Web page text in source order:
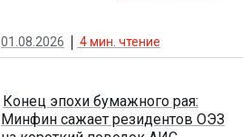
01.08.2026 4мин. чтение
Конец эпохи бумажного рая:
Минфин сажает резидентов ОЭЗ